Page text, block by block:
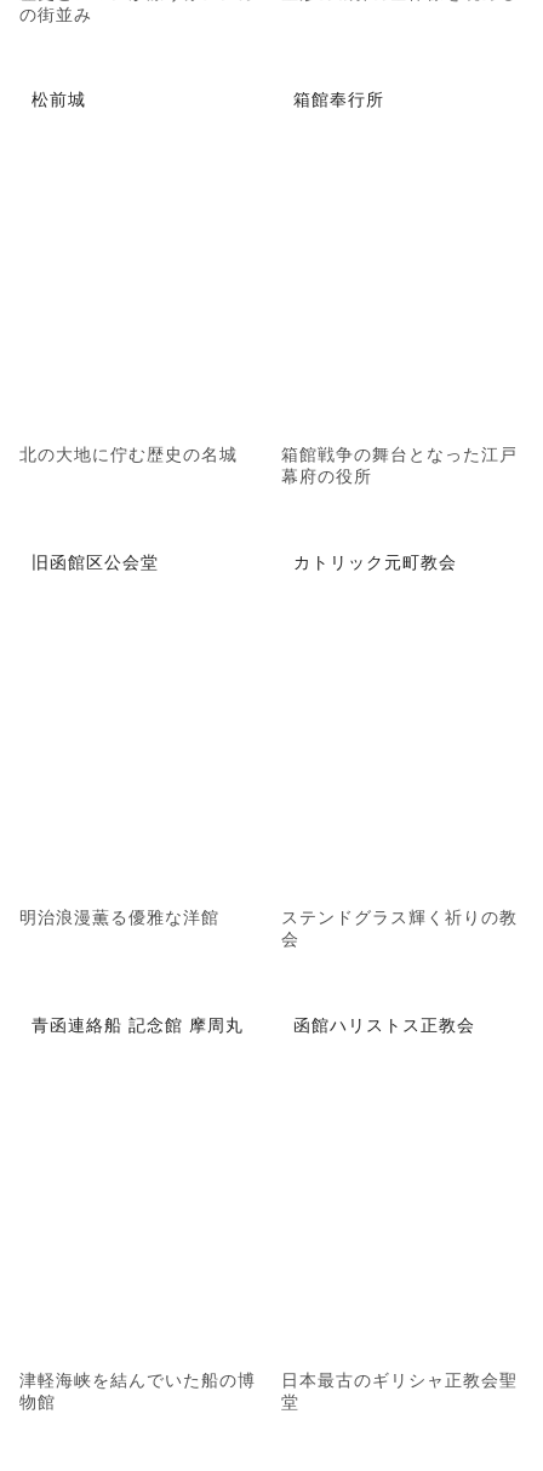
の街並み
松前城
北の大地に佇む歴史の名城
箱館奉行所
箱館戦争の舞台となった江戸
幕府の役所
旧函館区公会堂
明治浪漫薫る優雅な洋館
カトリック元町教会
ステンドグラス輝く祈りの教
会
青函連絡船 記念館 摩周丸
津軽海峡を結んでいた船の博
物館
函館ハリストス正教会
日本最古のギリシャ正教会聖
堂